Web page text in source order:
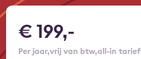
€ 199,-
per jaar vrij van btw all-in tarief